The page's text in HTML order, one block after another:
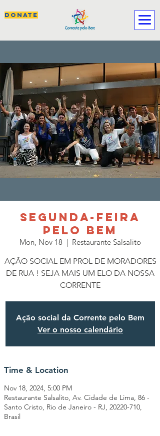
DONATE
SEGUNDA-FEIRA
PELO BEM
Mon, Nov 18
  |
Restaurante Salsalito
AÇÃO SOCIAL EM PROL DE MORADORES
DE RUA ! SEJA MAIS UM ELO DA NOSSA
CORRENTE
Ação social da Corrente pelo Bem
Ver o nosso calendário
Time & Location
Nov 18, 2024, 5:00 PM
Restaurante Salsalito, Av. Cidade de Lima, 86 -
Santo Cristo, Rio de Janeiro - RJ, 20220-710,
Brasil